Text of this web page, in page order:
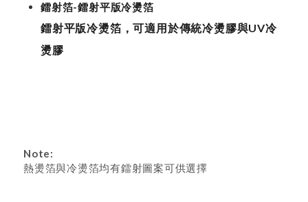
鐳射箔-鐳射平版冷燙箔
鐳射平版冷燙箔，可適用於傳統冷燙膠與UV冷
燙膠
Note:
熱燙箔與冷燙箔均有鐳射圖案可供選擇